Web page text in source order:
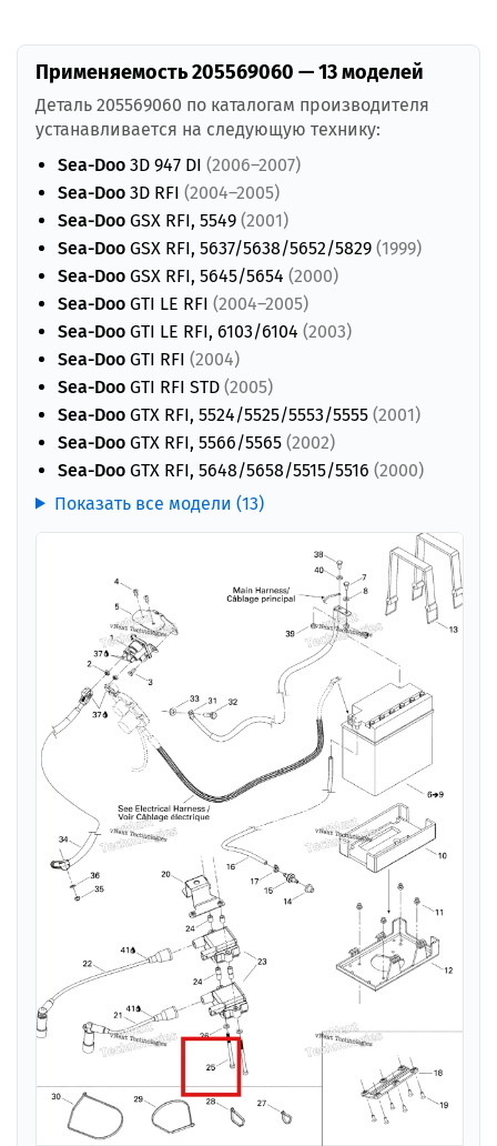
Применяемость 205569060 — 13 моделей
Деталь 205569060 по каталогам производителя
устанавливается на следующую технику:
Sea-Doo 3D 947 DI (2006–2007)
Sea-Doo 3D RFI (2004–2005)
Sea-Doo GSX RFI, 5549 (2001)
Sea-Doo GSX RFI, 5637/5638/5652/5829 (1999)
Sea-Doo GSX RFI, 5645/5654 (2000)
Sea-Doo GTI LE RFI (2004–2005)
Sea-Doo GTI LE RFI, 6103/6104 (2003)
Sea-Doo GTI RFI (2004)
Sea-Doo GTI RFI STD (2005)
Sea-Doo GTX RFI, 5524/5525/5553/5555 (2001)
Sea-Doo GTX RFI, 5566/5565 (2002)
Sea-Doo GTX RFI, 5648/5658/5515/5516 (2000)
Показать все модели (13)